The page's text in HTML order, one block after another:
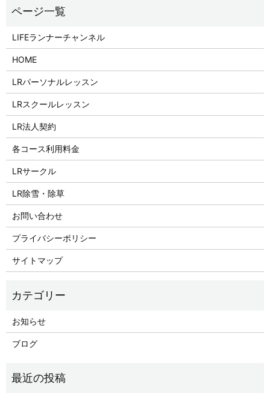
LIFEランナーチャンネル
HOME
LRパーソナルレッスン
LRスクールレッスン
LR法人契約
各コース利用料金
LRサークル
LR除雪・除草
お問い合わせ
プライバシーポリシー
サイトマップ
お知らせ
ブログ